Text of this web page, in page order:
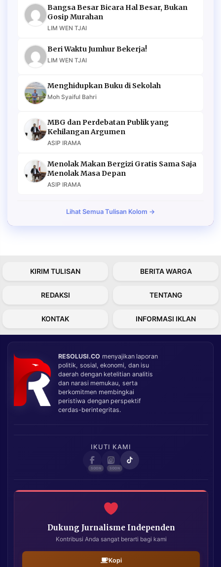
Bangsa Besar Bicara Hal Besar, Bukan
Gosip Murahan
LIM WEN TJAI
Beri Waktu Jumhur Bekerja!
LIM WEN TJAI
Menghidupkan Buku di Sekolah
Moh Syaiful Bahri
MBG dan Perdebatan Publik yang
Kehilangan Argumen
ASIP IRAMA
Menolak Makan Bergizi Gratis Sama Saja
Menolak Masa Depan
ASIP IRAMA
Lihat Semua Tulisan Kolom →
KIRIM TULISAN BERITA WARGA
REDAKSI TENTANG
KONTAK INFORMASI IKLAN
RESOLUSI.CO menyajikan laporan
politik, sosial, ekonomi, dan isu
daerah dengan ketelitian analitis
dan narasi memukau, serta
berkomitmen membingkai
peristiwa dengan perspektif
cerdas-berintegritas.
IKUTI KAMI
Dukung Jurnalisme Independen
Kontribusi Anda sangat berarti bagi kami
Kopi